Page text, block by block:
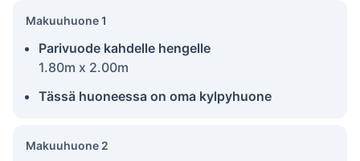
Makuuhuone 1
Parivuode kahdelle hengelle
1.80m x 2.00m
Tässä huoneessa on oma kylpyhuone
Makuuhuone 2